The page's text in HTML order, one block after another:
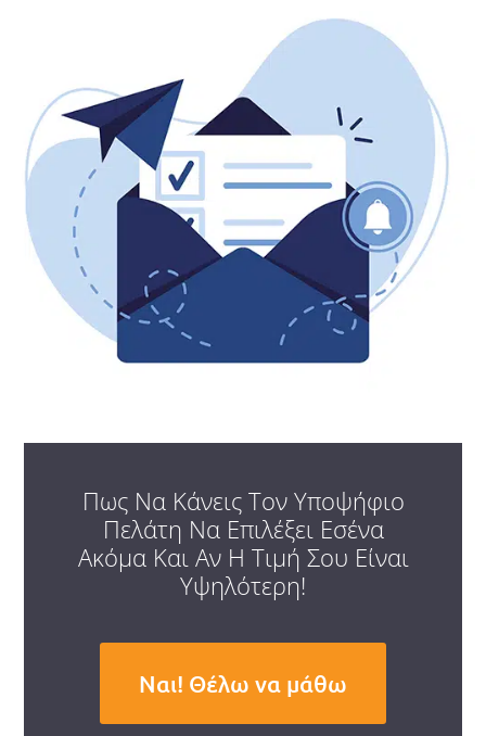
Πως Να Κάνεις Τον Υποψήφιο
Πελάτη Να Επιλέξει Εσένα
Ακόμα Και Αν Η Τιμή Σου Είναι
Υψηλότερη!
Ναι! Θέλω να μάθω